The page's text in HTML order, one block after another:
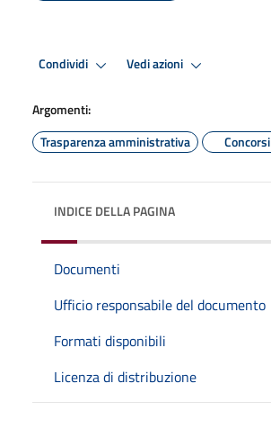
Condividi Vedi azioni
Argomenti:
Trasparenza amministrativa
Concorsi
INDICE DELLA PAGINA
Documenti
Ufficio responsabile del documento
Formati disponibili
Licenza di distribuzione